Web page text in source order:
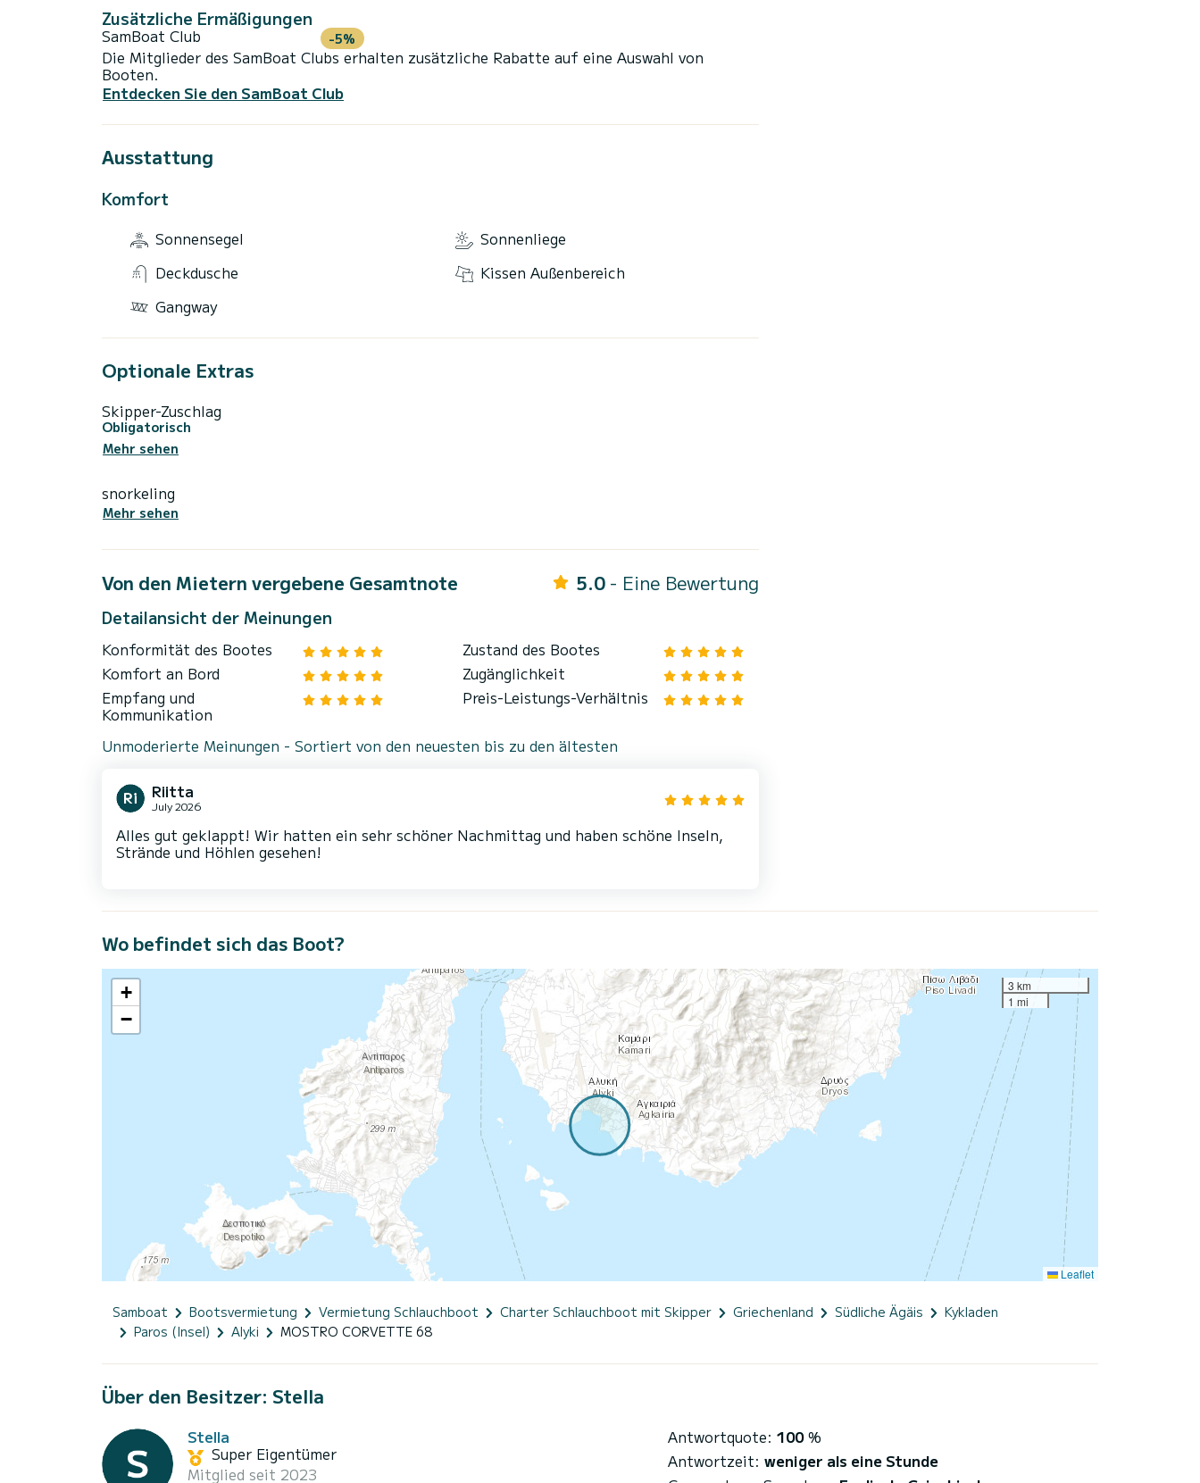
Zusätzliche Ermäßigungen
SamBoat Club -5%
Die Mitglieder des SamBoat Clubs erhalten zusätzliche Rabatte auf eine Auswahl von
Booten.
Entdecken Sie den SamBoat Club
Ausstattung
Komfort
Sonnensegel
Sonnenliege
Deckdusche
Kissen Außenbereich
Gangway
Optionale Extras
Skipper-Zuschlag
Obligatorisch
Mehr sehen
snorkeling
Mehr sehen
Von den Mietern vergebene Gesamtnote 5.0 - Eine Bewertung
Detailansicht der Meinungen
Konformität des Bootes
Zustand des Bootes
Komfort an Bord
Zugänglichkeit
Empfang und
Kommunikation
Preis-Leistungs-Verhältnis
Unmoderierte Meinungen - Sortiert von den neuesten bis zu den ältesten
Riitta
July 2026
Alles gut geklappt! Wir hatten ein sehr schöner Nachmittag und haben schöne Inseln,
Strände und Höhlen gesehen!
Wo befindet sich das Boot?
+
−
3 km
1 mi
Leaflet
Samboat Bootsvermietung Vermietung Schlauchboot Charter Schlauchboot mit Skipper Griechenland Südliche Ägäis
Kykladen
Paros (Insel)
Alyki MOSTRO CORVETTE 68
Über den Besitzer: Stella
Stella
Super Eigentümer
Mitglied seit 2023
Antwortquote: 100%
Antwortzeit: weniger als eine Stunde